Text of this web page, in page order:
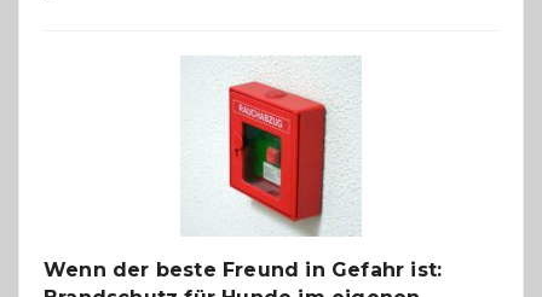
bewusst
herzlich
gestalten
Wenn der beste Freund in Gefahr ist: